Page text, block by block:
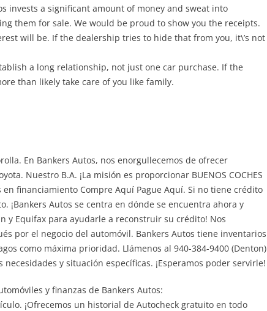
invests a significant amount of money and sweat into
them for sale. We would be proud to show you the receipts.
will be. If the dealership tries to hide that from you, it\’s not
a long relationship, not just one car purchase. If the
than likely take care of you like family.
En Bankers Autos, nos enorgullecemos de ofrecer
Nuestro B.A. ¡La misión es proporcionar BUENOS COCHES
en financiamiento Compre Aquí Pague Aquí. Si no tiene crédito
¡Bankers Autos se centra en dónde se encuentra ahora y
y Equifax para ayudarle a reconstruir su crédito! Nos
por el negocio del automóvil. Bankers Autos tiene inventarios
como máxima prioridad. Llámenos al 940-384-9400 (Denton)
y situación específicas. ¡Esperamos poder servirle!
y finanzas de Bankers Autos:
¡Ofrecemos un historial de Autocheck gratuito en todo